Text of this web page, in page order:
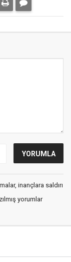
inançlara saldırı
yorumlar